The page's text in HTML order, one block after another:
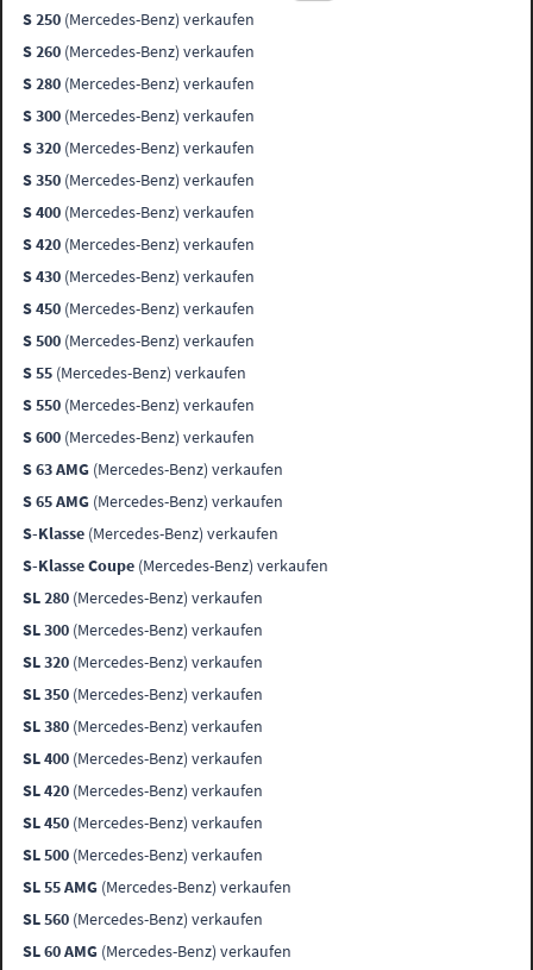
S 250 (Mercedes-Benz) verkaufen
S 260 (Mercedes-Benz) verkaufen
S 280 (Mercedes-Benz) verkaufen
S 300 (Mercedes-Benz) verkaufen
S 320 (Mercedes-Benz) verkaufen
S 350 (Mercedes-Benz) verkaufen
S 400 (Mercedes-Benz) verkaufen
S 420 (Mercedes-Benz) verkaufen
S 430 (Mercedes-Benz) verkaufen
S 450 (Mercedes-Benz) verkaufen
S 500 (Mercedes-Benz) verkaufen
S 55 (Mercedes-Benz) verkaufen
S 550 (Mercedes-Benz) verkaufen
S 600 (Mercedes-Benz) verkaufen
S 63 AMG (Mercedes-Benz) verkaufen
S 65 AMG (Mercedes-Benz) verkaufen
S-Klasse (Mercedes-Benz) verkaufen
S-Klasse Coupe (Mercedes-Benz) verkaufen
SL 280 (Mercedes-Benz) verkaufen
SL 300 (Mercedes-Benz) verkaufen
SL 320 (Mercedes-Benz) verkaufen
SL 350 (Mercedes-Benz) verkaufen
SL 380 (Mercedes-Benz) verkaufen
SL 400 (Mercedes-Benz) verkaufen
SL 420 (Mercedes-Benz) verkaufen
SL 450 (Mercedes-Benz) verkaufen
SL 500 (Mercedes-Benz) verkaufen
SL 55 AMG (Mercedes-Benz) verkaufen
SL 560 (Mercedes-Benz) verkaufen
SL 60 AMG (Mercedes-Benz) verkaufen